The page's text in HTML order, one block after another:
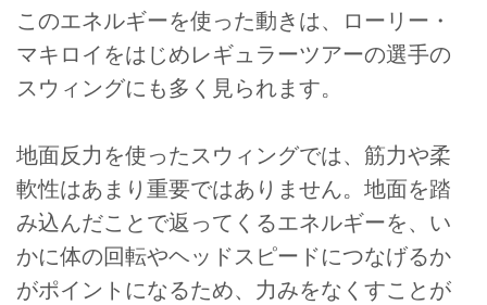
このエネルギーを使った動きは、ローリー・
マキロイをはじめレギュラーツアーの選手の
スウィングにも多く見られます。
地面反力を使ったスウィングでは、筋力や柔
軟性はあまり重要ではありません。地面を踏
み込んだことで返ってくるエネルギーを、い
かに体の回転やヘッドスピードにつなげるか
がポイントになるため、力みをなくすことが